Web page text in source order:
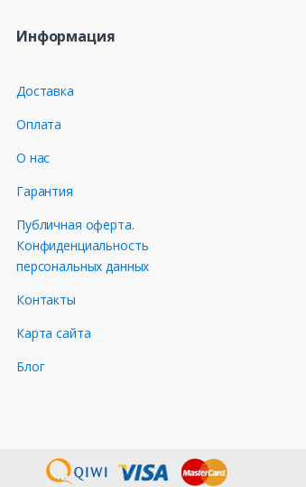
Информация
Доставка
Оплата
О нас
Гарантия
Публичная оферта.
Конфиденциальность
персональных данных
Контакты
Карта сайта
Блог